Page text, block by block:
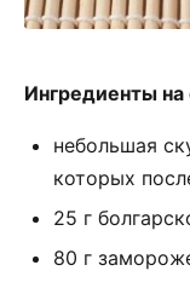
Ингредиенты
небольшая
которых
25 г
80 г